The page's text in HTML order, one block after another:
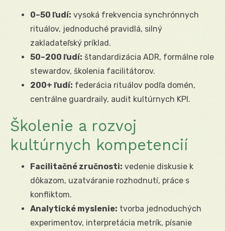
0–50 ľudí: vysoká frekvencia synchrónnych
rituálov, jednoduché pravidlá, silný
zakladateľský príklad.
50–200 ľudí: štandardizácia ADR, formálne role
stewardov, školenia facilitátorov.
200+ ľudí: federácia rituálov podľa domén,
centrálne guardraily, audit kultúrnych KPI.
Školenie a rozvoj
kultúrnych kompetencií
Facilitačné zručnosti: vedenie diskusie k
dôkazom, uzatváranie rozhodnutí, práce s
konfliktom.
Analytické myslenie: tvorba jednoduchých
experimentov, interpretácia metrík, písanie